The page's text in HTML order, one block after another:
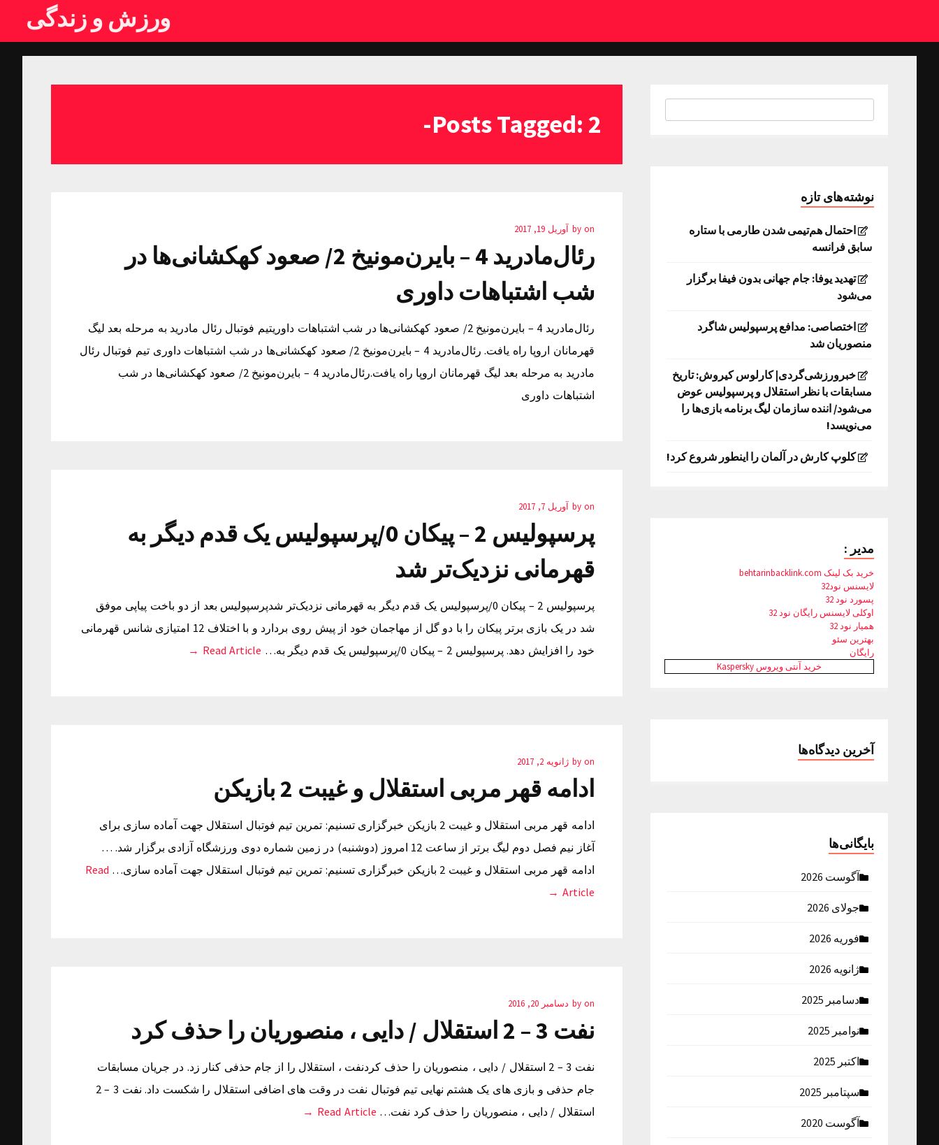
ورزش و زندگی
Posts Tagged: 2-
by on آوریل 19, 2017
رئال‌مادرید 4 – بایرن‌مونیخ 2/ صعود کهکشانی‌ها در
شب اشتباهات داوری
رئال‌مادرید 4 – بایرن‌مونیخ 2/ صعود کهکشانی‌ها در شب اشتباهات داوریتیم فوتبال رئال مادرید به مرحله بعد لیگ
قهرمانان اروپا راه یافت. رئال‌مادرید 4 – بایرن‌مونیخ 2/ صعود کهکشانی‌ها در شب اشتباهات داوری تیم فوتبال رئال
مادرید به مرحله بعد لیگ قهرمانان اروپا راه یافت.رئال‌مادرید 4 – بایرن‌مونیخ 2/ صعود کهکشانی‌ها در شب
اشتباهات داوری
by on آوریل 7, 2017
پرسپولیس 2 – پیکان 0/پرسپولیس یک قدم دیگر به
قهرمانی نزدیک‌تر شد
پرسپولیس 2 – پیکان 0/پرسپولیس یک قدم دیگر به قهرمانی نزدیک‌تر شدپرسپولیس بعد از دو باخت پیاپی موفق
شد در یک بازی برتر پیکان را با دو گل از مهاجمان خود از پیش روی بردارد و با اختلاف 12 امتیازی شانس قهرمانی
خود را افزایش دهد. پرسپولیس 2 – پیکان 0/پرسپولیس یک قدم دیگر به…
Read Article →
by on ژانویه 2, 2017
ادامه قهر مربی استقلال و غیبت 2 بازیکن
ادامه قهر مربی استقلال و غیبت 2 بازیکن خبرگزاری تسنیم: تمرین تیم فوتبال استقلال جهت آماده سازی برای
آغاز نیم فصل دوم لیگ برتر از ساعت 12 امروز (دوشنبه) در زمین شماره دوی ورزشگاه آزادی برگزار شد. …
ادامه قهر مربی استقلال و غیبت 2 بازیکن خبرگزاری تسنیم: تمرین تیم فوتبال استقلال جهت آماده سازی…
Read
Article →
by on دسامبر 20, 2016
نفت 3 – 2 استقلال / دایی ، منصوریان را حذف کرد
نفت 3 – 2 استقلال / دایی ، منصوریان را حذف کردنفت ، استقلال را از جام حذفی کنار زد. در جریان مسابقات
جام حذفی و بازی های یک هشتم نهایی تیم فوتبال نفت در وقت های اضافی استقلال را شکست داد. نفت 3 – 2
استقلال / دایی ، منصوریان را حذف کرد نفت… Read Article →
نوشته‌های تازه
احتمال هم‌تیمی شدن طارمی با ستاره
سابق فرانسه
تهدید یوفا: جام جهانی بدون فیفا برگزار
می‌شود
اختصاصی: مدافع پرسپولیس شاگرد
منصوریان شد
خبرورزشی‌گردی| کارلوس کیروش: تاریخ
مسابقات با نظر استقلال و پرسپولیس عوض
می‌شود/ اننده سازمان لیگ برنامه بازی‌ها را
می‌نویسد!
کلوپ کارش در آلمان را اینطور شروع کرد!
مدیر :
خرید بک لینک behtarinbacklink.com
لایسنس نود32
پسورد نود 32
اوکلی لایسنس رایگان نود 32
همیار نود 32
بهترین سئو
رایگان
خرید آنتی ویروس Kaspersky
آخرین دیدگاه‌ها
بایگانی‌ها
آگوست 2026
جولای 2026
فوریه 2026
ژانویه 2026
دسامبر 2025
نوامبر 2025
اکتبر 2025
سپتامبر 2025
آگوست 2020